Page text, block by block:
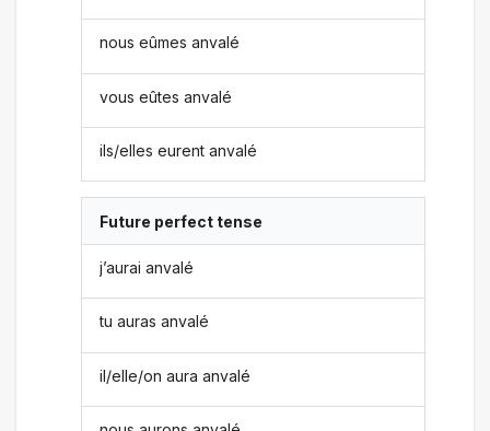
nous eûmes anvalé
vous eûtes anvalé
ils/elles eurent anvalé
Future perfect tense
j’aurai anvalé
tu auras anvalé
il/elle/on aura anvalé